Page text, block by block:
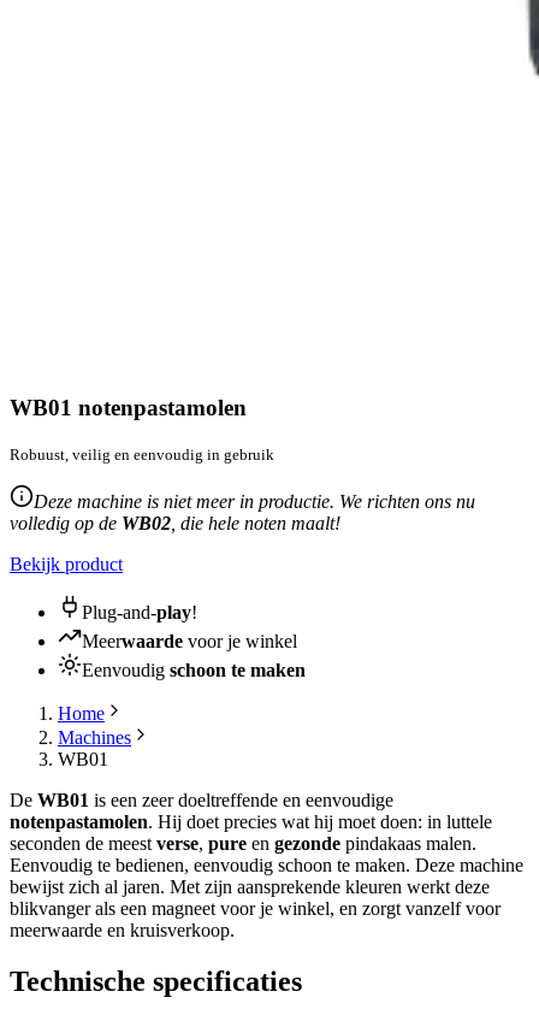
WB01 notenpastamolen
Robuust, veilig en eenvoudig in gebruik
Deze machine is niet meer in productie. We richten ons nu
volledig op de WB02, die hele noten maalt!
Bekijk product
Plug-and-play!
Meerwaarde voor je winkel
Eenvoudig schoon te maken
Home
Machines
WB01
De WB01 is een zeer doeltreffende en eenvoudige
notenpastamolen. Hij doet precies wat hij moet doen: in luttele
seconden de meestverse, pure en gezonde pindakaas malen.
Eenvoudig te bedienen, eenvoudig schoon te maken. Deze machine
bewijst zich al jaren. Met zijn aansprekende kleuren werkt deze
blikvanger als een magneet voor je winkel, en zorgt vanzelf voor
meerwaarde en kruisverkoop.
Technische specificaties